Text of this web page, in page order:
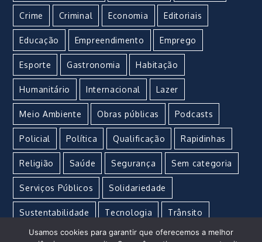
Crime Criminal Economia Editoriais
Educação Empreendimento Emprego
Esporte Gastronomia Habitação
Humanitário Internacional Lazer
Meio Ambiente Obras públicas Podcasts
Policial Política Qualificação Rapidinhas
Religião Saúde Segurança Sem categoria
Serviços Públicos Solidariedade
Sustentabilidade Tecnologia Trânsito
Turismo Urgente Vacina Violência
Usamos cookies para garantir que oferecemos a melhor